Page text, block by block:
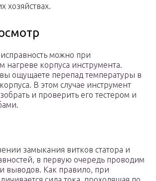
хозяйствах.
можно при
нагреве корпуса инструмента.
вы ощущаете перепад температуры в
В этом случае инструмент
и проверить его тестером и
замыкания витков статора и
в первую очередь проводим
выводов. Как правило, при